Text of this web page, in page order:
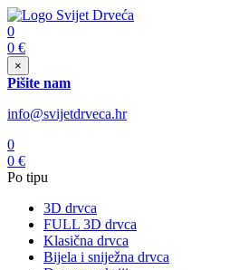
0
0 €
×
Pišite nam
info@svijetdrveca.hr
0
0 €
Po tipu
3D drvca
FULL 3D drvca
Klasična drvca
Bijela i sniježna drvca